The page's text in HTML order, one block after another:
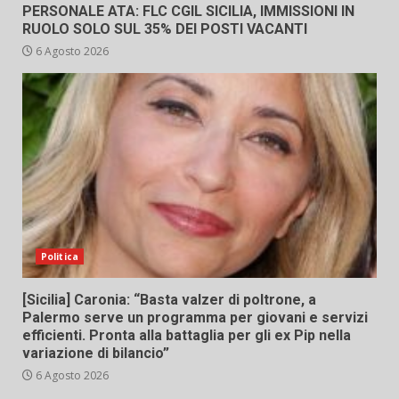
PERSONALE ATA: FLC CGIL SICILIA, IMMISSIONI IN
RUOLO SOLO SUL 35% DEI POSTI VACANTI
6 Agosto 2026
Politica
[Sicilia] Caronia: “Basta valzer di poltrone, a
Palermo serve un programma per giovani e servizi
efficienti. Pronta alla battaglia per gli ex Pip nella
variazione di bilancio”
6 Agosto 2026